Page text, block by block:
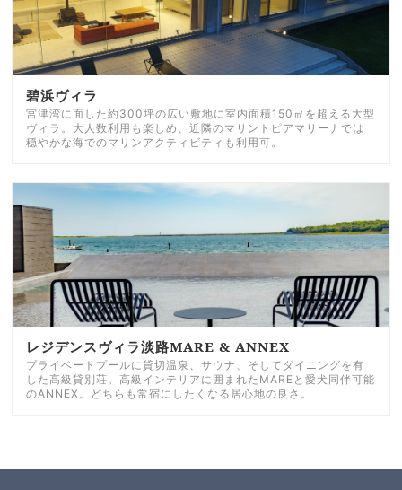
碧浜ヴィラ
宮津湾に面した約300坪の広い敷地に室内面積150㎡を超える大型
ヴィラ。大人数利用も楽しめ、近隣のマリントピアマリーナでは
穏やかな海でのマリンアクティビティも利用可。
レジデンスヴィラ淡路MARE & ANNEX
プライベートプールに貸切温泉、サウナ、そしてダイニングを有
した高級貸別荘。高級インテリアに囲まれたMAREと愛犬同伴可能
のANNEX。どちらも常宿にしたくなる居心地の良さ。